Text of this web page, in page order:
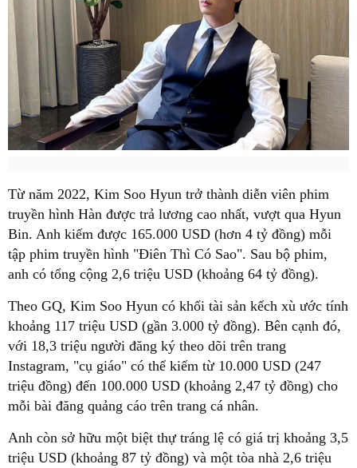
Từ năm 2022, Kim Soo Hyun trở thành diễn viên phim
truyền hình Hàn được trả lương cao nhất, vượt qua Hyun
Bin. Anh kiếm được 165.000 USD (hơn 4 tỷ đồng) mỗi
tập phim truyền hình "Điên Thì Có Sao". Sau bộ phim,
anh có tổng cộng 2,6 triệu USD (khoảng 64 tỷ đồng).
Theo GQ, Kim Soo Hyun có khối tài sản kếch xù ước tính
khoảng 117 triệu USD (gần 3.000 tỷ đồng). Bên cạnh đó,
với 18,3 triệu người đăng ký theo dõi trên trang
Instagram, "cụ giáo" có thể kiếm từ 10.000 USD (247
triệu đồng) đến 100.000 USD (khoảng 2,47 tỷ đồng) cho
mỗi bài đăng quảng cáo trên trang cá nhân.
Anh còn sở hữu một biệt thự tráng lệ có giá trị khoảng 3,5
triệu USD (khoảng 87 tỷ đồng) và một tòa nhà 2,6 triệu